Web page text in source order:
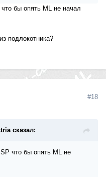
бы опять ML не начал
подлокотника?
#18
сказал:
что бы опять ML не